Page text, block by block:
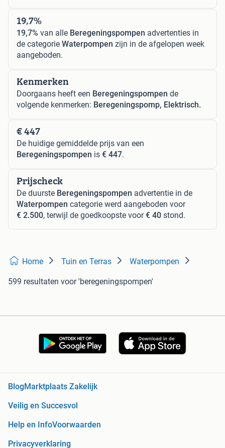
19,7%
19,7% van alle Beregeningspompen advertenties in
de categorie Waterpompen zijn in de afgelopen week
aangeboden.
Kenmerken
Doorgaans heeft een Beregeningspompen de
volgende kenmerken: Beregeningspomp, Elektrisch.
€ 447
De huidige gemiddelde prijs van een
Beregeningspompen is € 447.
Prijscheck
De duurste Beregeningspompen advertentie in de
Waterpompen categorie werd aangeboden voor
€ 2.500, terwijl de goedkoopste voor€ 40 stond.
Home Tuin en Terras Waterpompen
599 resultaten voor 'beregeningspompen'
BlogMarktplaats Zakelijk
Veilig en Succesvol
Help en InfoVoorwaarden
Privacyverklaring